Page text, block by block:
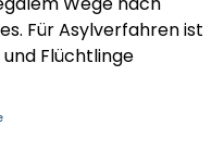
Für Asylverfahren ist
Flüchtlinge